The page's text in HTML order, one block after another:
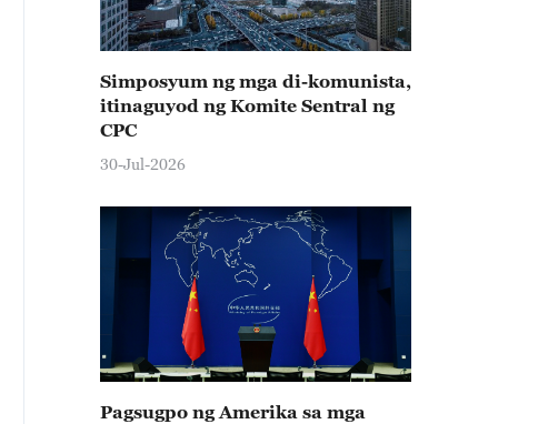
Simposyum ng mga di-komunista,
itinaguyod ng Komite Sentral ng
CPC
30-Jul-2026
Pagsugpo ng Amerika sa mga